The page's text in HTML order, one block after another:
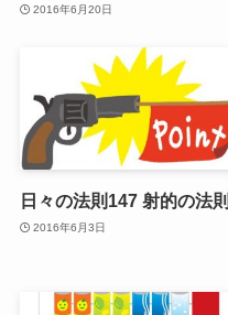
2016年6月20日
日々の法則147 射的の法則
2016年6月3日